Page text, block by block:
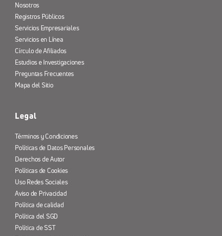
Nosotros
Registros Públicos
Servicios Empresariales
Servicios en Línea
Círculo de Afiliados
Estudios e Investigaciones
Preguntas Frecuentes
Mapa del Sitio
Legal
Términos y Condiciones
Políticas de Datos Personales
Derechos de Autor
Políticas de Cookies
Uso Redes Sociales
Aviso de Privacidad
Política de calidad
Política del SGD
Política de SST